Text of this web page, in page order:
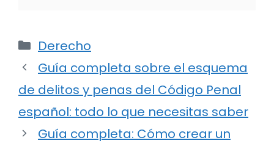
Categorías
Derecho
Guía completa sobre el esquema
de delitos y penas del Código Penal
español: todo lo que necesitas saber
Guía completa: Cómo crear un